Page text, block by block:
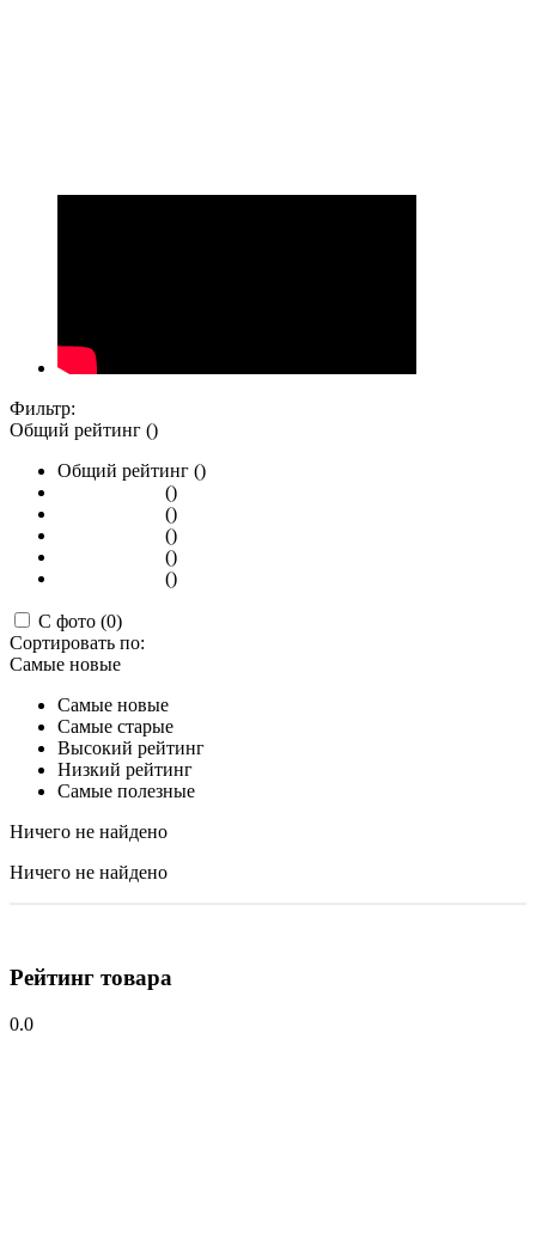
Фильтр:
Общий рейтинг ()
Общий рейтинг ()
()
()
()
()
()
С фото (0)
Сортировать по:
Самые новые
Самые новые
Самые старые
Высокий рейтинг
Низкий рейтинг
Самые полезные
Ничего не найдено
Ничего не найдено
Рейтинг товара
0.0